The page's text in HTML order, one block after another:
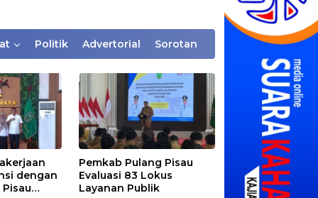
Politik Advertorial Sorotan
dengan
Pemkab Pulang Pisau
Evaluasi 83 Lokus
Layanan Publik